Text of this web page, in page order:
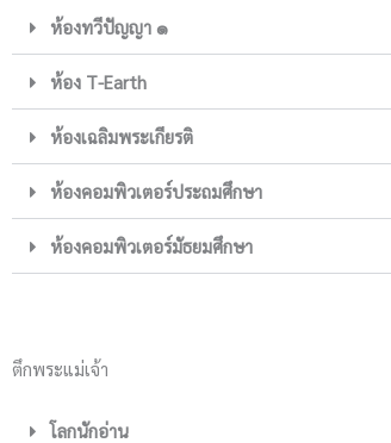
ห้องทวีปัญญา ๑
ห้อง T-Earth
ห้องเฉลิมพระเกียรติ
ห้องคอมพิวเตอร์ประถมศึกษา
ห้องคอมพิวเตอร์มัธยมศึกษา
ตึกพระแม่เจ้า
โลกนักอ่าน